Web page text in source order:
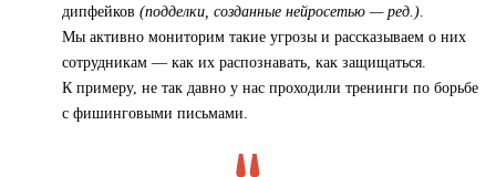
дипфейков (подделки, созданные нейросетью — ред.)
Мы активно мониторим такие угрозы и рассказываем о них
сотрудникам — как их распознавать, как защищаться.
К примеру, не так давно у нас проходили тренинги по борьбе
с фишинговыми письмами.